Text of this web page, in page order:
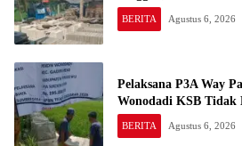
BERITA Agustus 6, 2026
Pelaksana P3A Way
Wonodadi KSB Tidak
BERITA Agustus 6, 2026